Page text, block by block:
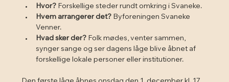
Hvor? Forskellige steder rundt omkring i Svaneke.
Hvem arrangerer det? Byforeningen Svaneke
Venner.
Hvad sker der? Folk mødes, venter sammen,
synger sange og ser dagens låge blive åbnet af
forskellige lokale personer eller institutioner.